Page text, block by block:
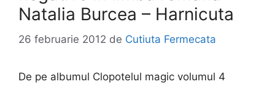
Natalia Burcea – Harnicuta
26 februarie 2012 de Cutiuta Fermecata
De pe albumul Clopotelul magic volumul 4